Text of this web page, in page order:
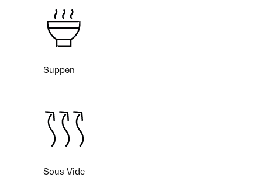
Suppen
Sous Vide